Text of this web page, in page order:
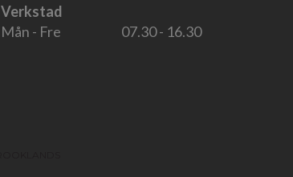
Verkstad
Mån - Fre
07.30 - 16.30